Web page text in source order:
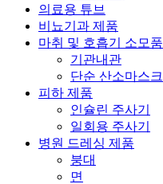
의료용 튜브
비뇨기과 제품
마취 및 호흡기 소모품
기관내관
단순 산소마스크
피하 제품
인슐린 주사기
일회용 주사기
병원 드레싱 제품
붕대
면